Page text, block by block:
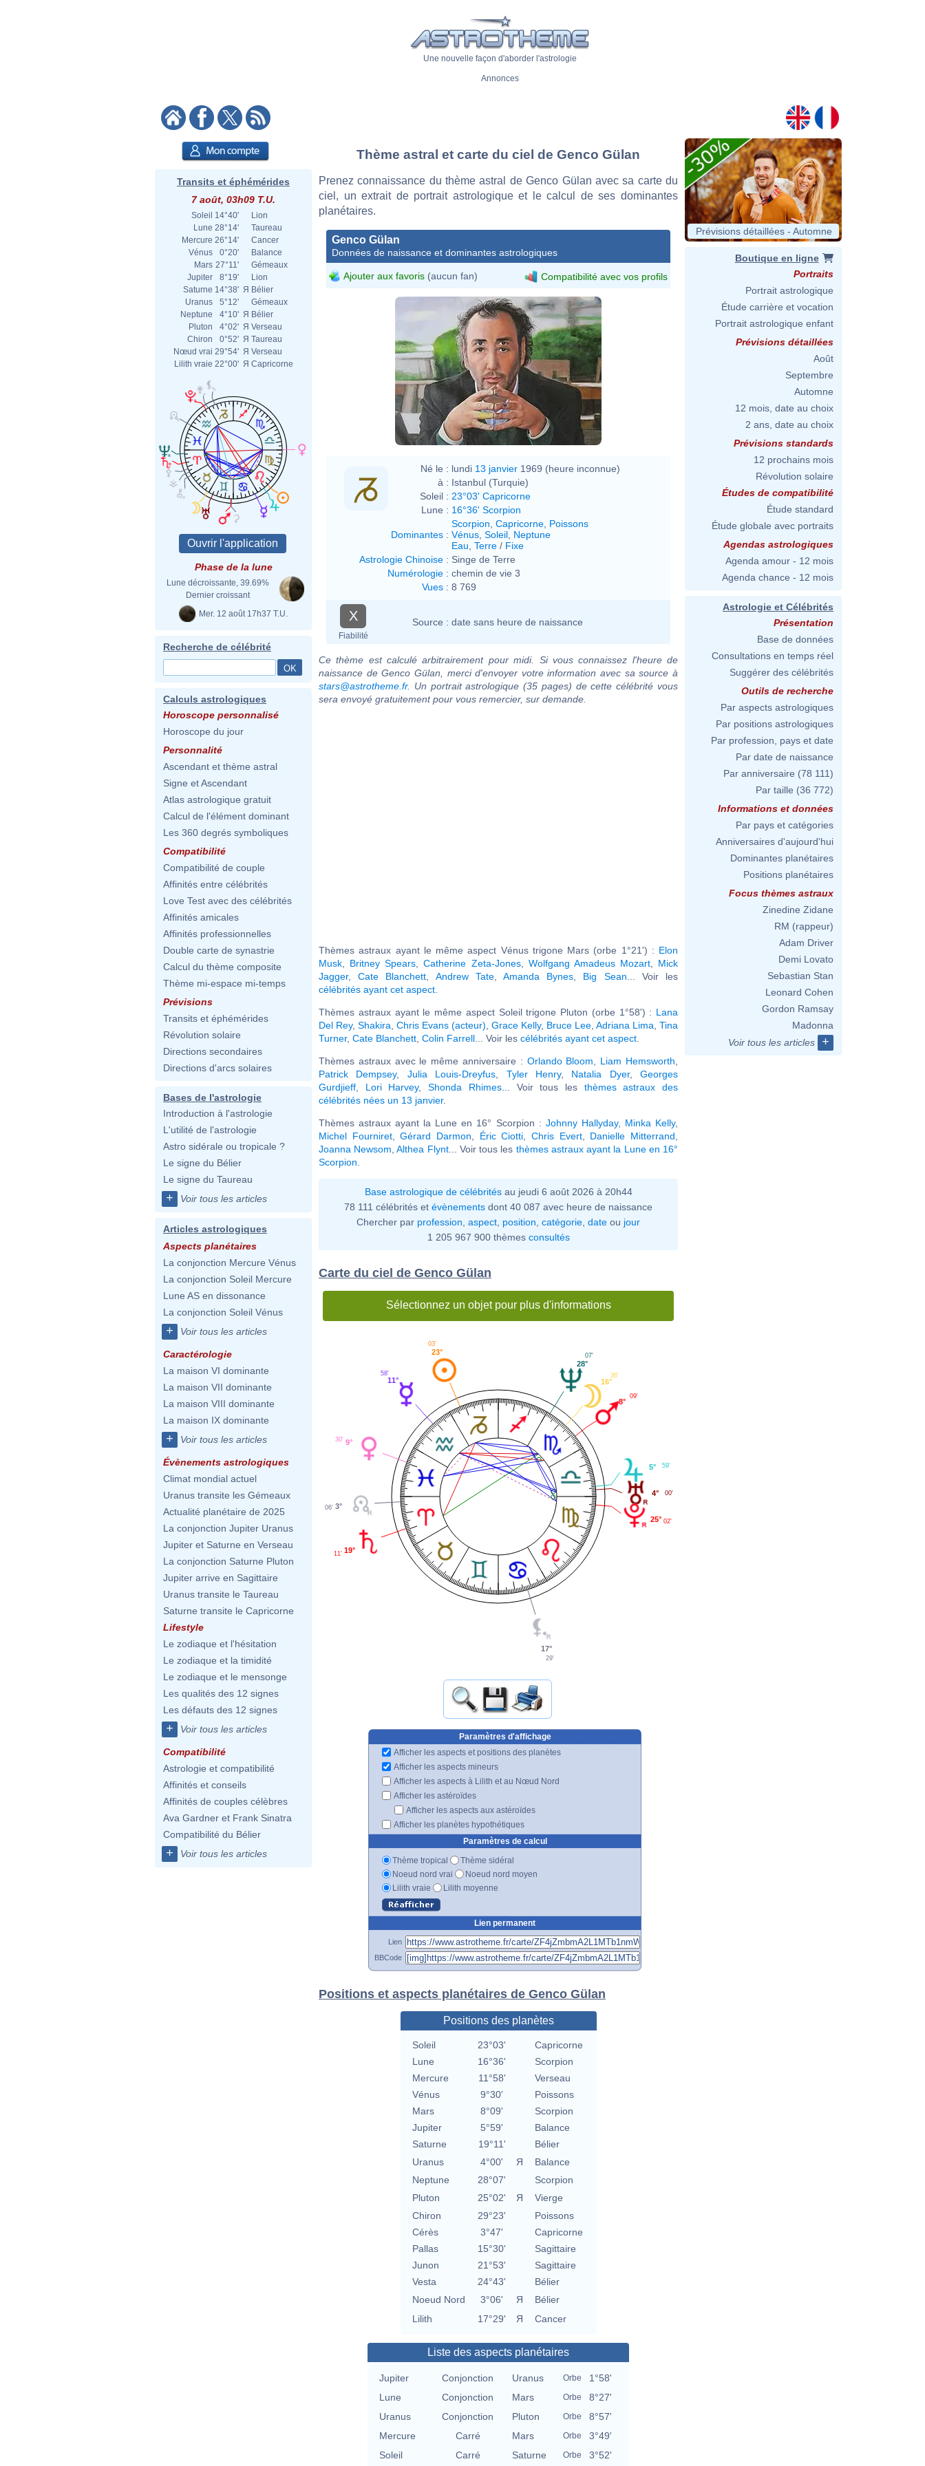
Une nouvelle façon d'aborder l'astrologie
Annonces
Transits et éphémérides
7 août, 03h09 T.U.
Soleil 14°40'
Lion
Lune 28°14'
Taureau
Mercure 26°14'
Cancer
Vénus
0°20'
Balance
Mars 27°11'
Gémeaux
Jupiter
8°19'
Lion
Saturne 14°38' Я Bélier
Uranus
5°12'
Gémeaux
Neptune
4°10' Я Bélier
Pluton
4°02' Я Verseau
Chiron
0°52' Я Taureau
Nœud vrai 29°54' Я Verseau
Lilith vraie 22°00' Я Capricorne
Phase de la lune
Lune décroissante, 39.69%
Dernier croissant
Mer. 12 août 17h37 T.U.
Recherche de célébrité
Calculs astrologiques
Horoscope personnalisé
Horoscope du jour
Personnalité
Ascendant et thème astral
Signe et Ascendant
Atlas astrologique gratuit
Calcul de l'élément dominant
Les 360 degrés symboliques
Compatibilité
Compatibilité de couple
Affinités entre célébrités
Love Test avec des célébrités
Affinités amicales
Affinités professionnelles
Double carte de synastrie
Calcul du thème composite
Thème mi-espace mi-temps
Prévisions
Transits et éphémérides
Révolution solaire
Directions secondaires
Directions d'arcs solaires
Bases de l'astrologie
Introduction à l'astrologie
L'utilité de l'astrologie
Astro sidérale ou tropicale ?
Le signe du Bélier
Le signe du Taureau
+ Voir tous les articles
Articles astrologiques
Aspects planétaires
La conjonction Mercure Vénus
La conjonction Soleil Mercure
Lune AS en dissonance
La conjonction Soleil Vénus
+ Voir tous les articles
Caractérologie
La maison VI dominante
La maison VII dominante
La maison VIII dominante
La maison IX dominante
+ Voir tous les articles
Évènements astrologiques
Climat mondial actuel
Uranus transite les Gémeaux
Actualité planétaire de 2025
La conjonction Jupiter Uranus
Jupiter et Saturne en Verseau
La conjonction Saturne Pluton
Jupiter arrive en Sagittaire
Uranus transite le Taureau
Saturne transite le Capricorne
Lifestyle
Le zodiaque et l'hésitation
Le zodiaque et la timidité
Le zodiaque et le mensonge
Les qualités des 12 signes
Les défauts des 12 signes
+ Voir tous les articles
Compatibilité
Astrologie et compatibilité
Affinités et conseils
Affinités de couples célèbres
Ava Gardner et Frank Sinatra
Compatibilité du Bélier
+ Voir tous les articles
Thème astral et carte du ciel de Genco Gülan
Prenez connaissance du thème astral de Genco Gülan avec sa carte du
ciel, un extrait de portrait astrologique et le calcul de ses dominantes
planétaires.
Genco Gülan
Données de naissance et dominantes astrologiques
Ajouter aux favoris (aucun fan) Compatibilité avec vos profils
Né le : lundi 13 janvier 1969 (heure inconnue)
à : Istanbul (Turquie)
Soleil : 23°03' Capricorne
Lune : 16°36' Scorpion
Dominantes :
Scorpion Capricorne Poissons
Vénus Soleil Neptune
Eau Terre / Fixe
Astrologie Chinoise : Singe de Terre
Numérologie : chemin de vie 3
Vues : 8 769
X
Fiabilité
Source : date sans heure de naissance
Ce thème est calculé arbitrairement pour midi. Si vous connaissez l'heure de
naissance de Genco Gülan, merci d'envoyer votre information avec sa source à
stars@astrotheme.fr. Un portrait astrologique (35 pages) de cette célébrité vous
sera envoyé gratuitement pour vous remercier, sur demande.
Thèmes astraux ayant le même aspect Vénus trigone Mars (orbe 1°21') : Elon
Musk
Britney Spears ,Catherine Zeta-Jones, Wolfgang Amadeus Mozart, Mick
Jagger,Cate Blanchett Andrew Tate,Amanda Bynes Big Sean ... Voir les
célébrités ayant cet aspect
Thèmes astraux ayant le même aspect Soleil trigone Pluton (orbe 1°58') : Lana
Del Rey, Shakira Chris Evans (acteur) Grace Kelly, Bruce Lee Adriana Lima Tina
Turner, Cate Blanchett Colin Farrell ... Voir les célébrités ayant cet aspect
Thèmes astraux avec le même anniversaire : Orlando Bloom Liam Hemsworth
Patrick Dempsey, Julia Louis-Dreyfus Tyler Henry, Natalia Dyer, Georges
Gurdjieff
Lori Harvey,Shonda Rhimes... Voir tous les thèmes astraux des
célébrités nées un 13 janvier.
Thèmes astraux ayant la Lune en 16° Scorpion : Johnny Hallyday, Minka Kelly,
Michel Fourniret,Gérard Darmon Éric Ciotti ,Chris Evert, Danielle Mitterrand
Joanna Newsom ,Althea Flynt... Voir tous les thèmes astraux ayant la Lune en 16°
Scorpion
Base astrologique de célébritésau jeudi 6 août 2026 à 20h44
78 111 célébrités et évènements dont 40 087 avec heure de naissance
Chercher par profession aspect position catégorie date ou jour
1 205 967 900 thèmes consultés
Carte du ciel de Genco Gülan
Sélectionnez un objet pour plus d'informations
4° 00'
5° 59'
8°
09'
16°
36'
28°
07'
23°
03'
11°
58'
9°
30'
3°
06'
19°
11'
17°
29'
25° 02'
Paramètres d'affichage
Afficher les aspects et positions des planètes
Afficher les aspects mineurs
Afficher les aspects à Lilith et au Nœud Nord
Afficher les astéroïdes
Afficher les aspects aux astéroïdes
Afficher les planètes hypothétiques
Paramètres de calcul
Thème tropical
Thème sidéral
Noeud nord vrai
Noeud nord moyen
Lilith vraie
Lilith moyenne
Lien permanent
Lien
BBCode
Positions et aspects planétaires de Genco Gülan
Positions des planètes
Soleil 23°03'
Capricorne
Lune
16°36'
Scorpion
Mercure
11°58'
Verseau
Vénus
9°30'
Poissons
Mars
8°09'
Scorpion
Jupiter
5°59'
Balance
Saturne
19°11'
Bélier
Uranus
4°00' Я
Balance
Neptune
28°07'
Scorpion
Pluton
25°02' Я
Vierge
Chiron
29°23'
Poissons
Cérès
3°47'
Capricorne
Pallas
15°30'
Sagittaire
Junon
21°53'
Sagittaire
Vesta
24°43'
Bélier
Noeud Nord
3°06' Я
Bélier
Lilith
17°29' Я Cancer
Liste des aspects planétaires
Jupiter Conjonction Uranus Orbe
1°58'
Lune
Conjonction Mars Orbe
8°27'
Uranus
Conjonction Pluton Orbe
8°57'
Mercure
Carré Mars Orbe
3°49'
Soleil
Carré Saturne Orbe 3°52'
Prévisions détaillées - Automne
Boutique en ligne
Portraits
Portrait astrologique
Étude carrière et vocation
Portrait astrologique enfant
Prévisions détaillées
Août
Septembre
Automne
12 mois, date au choix
2 ans, date au choix
Prévisions standards
12 prochains mois
Révolution solaire
Études de compatibilité
Étude standard
Étude globale avec portraits
Agendas astrologiques
Agenda amour - 12 mois
Agenda chance - 12 mois
Astrologie et Célébrités
Présentation
Base de données
Consultations en temps réel
Suggérer des célébrités
Outils de recherche
Par aspects astrologiques
Par positions astrologiques
Par profession, pays et date
Par date de naissance
Par anniversaire (78 111)
Par taille (36 772)
Informations et données
Par pays et catégories
Anniversaires d'aujourd'hui
Dominantes planétaires
Positions planétaires
Focus thèmes astraux
Zinedine Zidane
RM (rappeur)
Adam Driver
Demi Lovato
Sebastian Stan
Leonard Cohen
Gordon Ramsay
Madonna
Voir tous les articles
+